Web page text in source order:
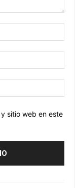
sitio web en este